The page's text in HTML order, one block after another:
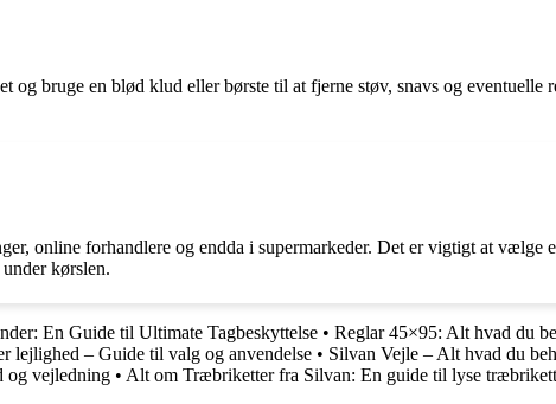
bruge en blød klud eller børste til at fjerne støv, snavs og eventuelle
online forhandlere og endda i supermarkeder. Det er vigtigt at
kørslen.
En Guide til Ultimate Tagbeskyttelse • Reglar 45×95: Alt hvad du
lejlighed – Guide til valg og anvendelse • Silvan Vejle – Alt hvad du
og vejledning • Alt om Træbriketter fra Silvan: En guide til lyse